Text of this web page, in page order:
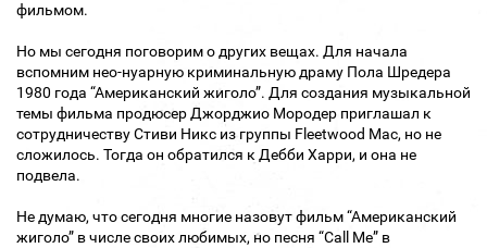
фильмом.
Но мы сегодня поговорим о других вещах. Для начала
вспомним нео-нуарную криминальную драму Пола Шредера
1980 года “Американский жиголо”. Для создания музыкальной
темы фильма продюсер Джорджио Мородер приглашал к
сотрудничеству Стиви Никс из группы Fleetwood Mac, но не
сложилось. Тогда он обратился к Дебби Харри, и она не
подвела.
Не думаю, что сегодня многие назовут фильм “Американский
жиголо” в числе своих любимых, но песня “Call Me” в